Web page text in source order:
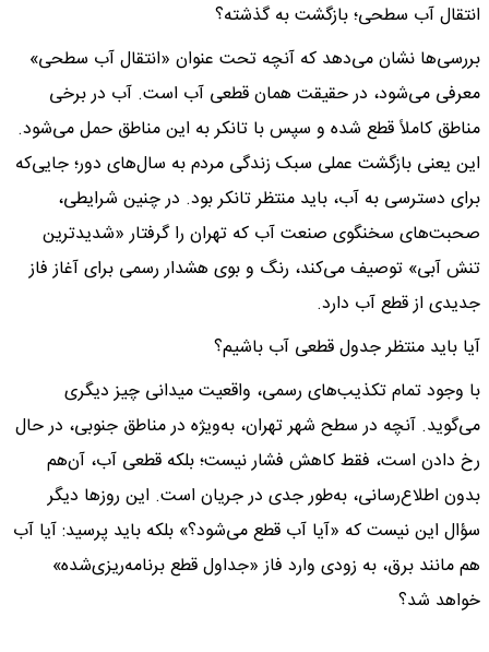
انتقال آب سطحی؛ بازگشت به گذشته؟
بررسی‌ها نشان می‌دهد که آنچه تحت عنوان «انتقال آب سطحی»
معرفی می‌شود، در حقیقت همان قطعی آب است. آب در برخی
مناطق کاملاً قطع شده و سپس با تانکر به این مناطق حمل می‌شود.
این یعنی بازگشت عملی سبک زندگی مردم به سال‌های دور؛ جایی‌که
برای دسترسی به آب، باید منتظر تانکر بود. در چنین شرایطی،
صحبت‌های سخنگوی صنعت آب که تهران را گرفتار «شدیدترین
تنش آبی» توصیف می‌کند، رنگ و بوی هشدار رسمی برای آغاز فاز
جدیدی از قطع آب دارد.
آیا باید منتظر جدول قطعی آب باشیم؟
با وجود تمام تکذیب‌های رسمی، واقعیت میدانی چیز دیگری
می‌گوید. آنچه در سطح شهر تهران، به‌ویژه در مناطق جنوبی، در حال
رخ دادن است، فقط کاهش فشار نیست؛ بلکه قطعی آب، آن‌هم
بدون اطلاع‌رسانی، به‌طور جدی در جریان است. این روزها دیگر
سؤال این نیست که «آیا آب قطع می‌شود؟» بلکه باید پرسید: آیا آب
هم مانند برق، به زودی وارد فاز «جداول قطع برنامه‌ریزی‌شده»
خواهد شد؟